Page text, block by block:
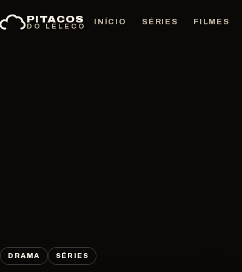
para
PITACOS
DO LELECO
INÍCIO SÉRIES FILMES
DRAMA SÉRIES